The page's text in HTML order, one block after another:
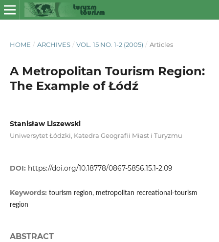
HOME / ARCHIVES / VOL. 15 NO. 1-2 (2005) / Articles
A Metropolitan Tourism Region:
The Example of Łódź
Stanisław Liszewski
Uniwersytet Łódzki, Katedra Geografii Miast i Turyzmu
DOI: https://doi.org/10.18778/0867-5856.15.1-2.09
Keywords: tourism region, metropolitan recreational-tourism
region
ABSTRACT